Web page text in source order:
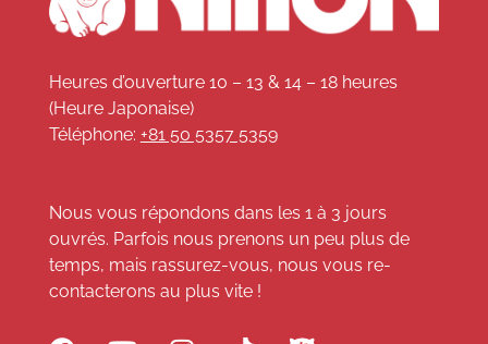
Heures d’ouverture 10 – 13 & 14 – 18 heures
(Heure Japonaise)
Téléphone: +81 50 5357 5359
Nous vous répondons dans les 1 à 3 jours
ouvrés. Parfois nous prenons un peu plus de
temps, mais rassurez-vous, nous vous re-
contacterons au plus vite !